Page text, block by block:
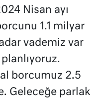
Nisan ayı
1.1 milyar
vademiz var
borcumuz 2.5
Geleceğe parlak